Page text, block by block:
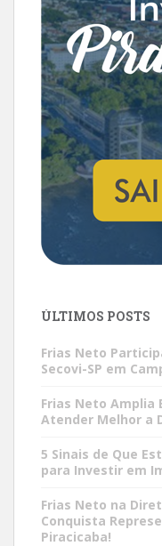
ÚLTIMOS POSTS
Frias Neto
Secovi-SP em
Frias Neto Amplia
Atender Melhor a
5 Sinais de Que
para Investir em
Frias Neto na
Conquista
Piracicaba!